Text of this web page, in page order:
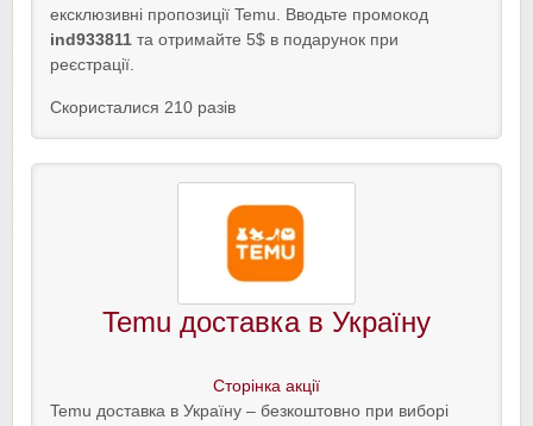
ексклюзивні пропозиції Temu. Вводьте промокод
ind933811 та отримайте 5$ в подарунок при
реєстрації.
Скористалися 210 разів
Temu доставка в Україну
Сторінка акції
Temu доставка в Україну – безкоштовно при виборі